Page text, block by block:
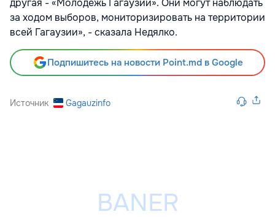
за ходом выборов, мониторизировать на территории
всей Гагаузии», - сказала Недялко.
Подпишитесь на новости Point.md в Google
Источник Gagauzinfo